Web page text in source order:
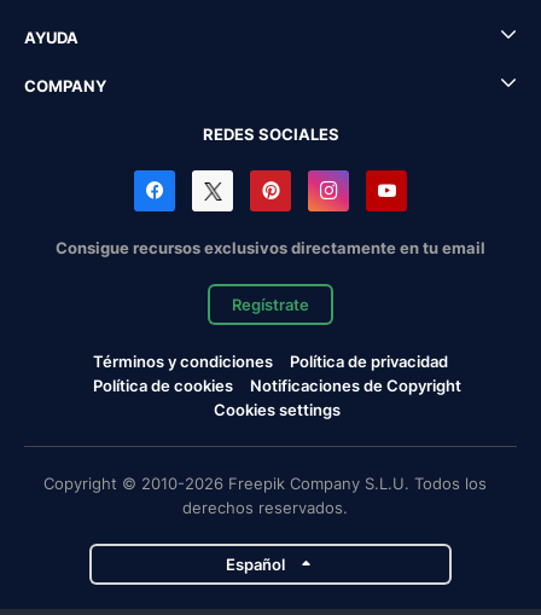
AYUDA
COMPANY
REDES SOCIALES
Consigue recursos exclusivos directamente en tu email
Regístrate
Términos y condiciones
Política de privacidad
Política de cookies
Notificaciones de Copyright
Cookies settings
Copyright © 2010-2026 Freepik Company S.L.U. Todos los
derechos reservados.
Español